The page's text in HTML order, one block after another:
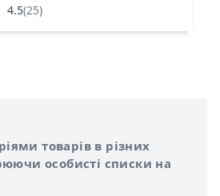
4.5(25)
товарів в різних
особисті списки на